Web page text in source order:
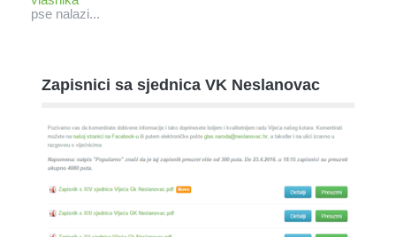
pse nalazi...
Zapisnici sa sjednica VK Neslanovac